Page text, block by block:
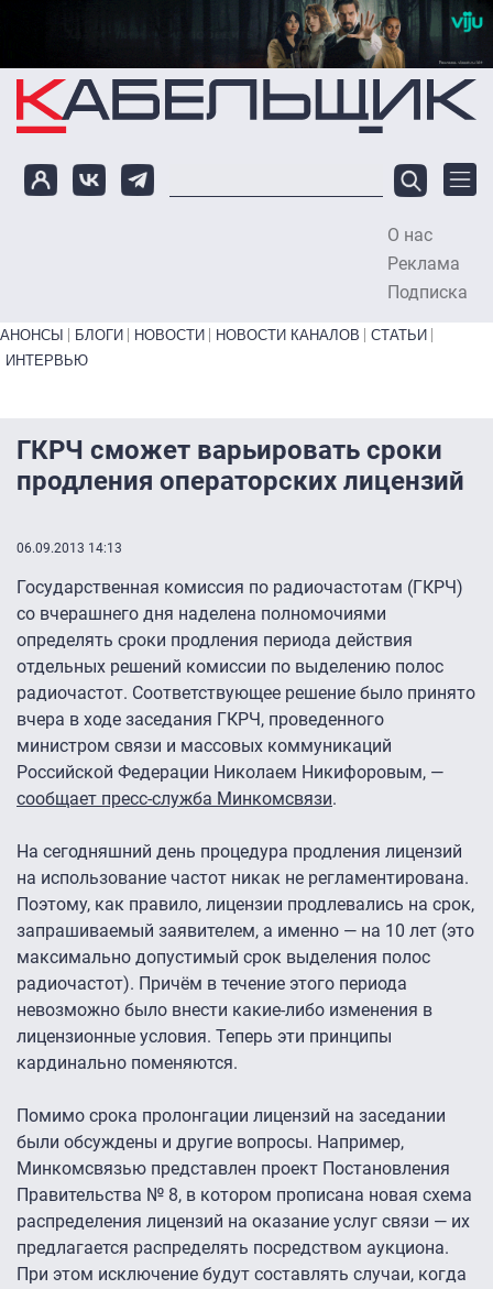
Перейти к основному содержанию
О нас
Реклама
Подписка
Primary links bottom
АНОНСЫ БЛОГИ НОВОСТИ НОВОСТИ КАНАЛОВ
СТАТЬИ
ИНТЕРВЬЮ
ГКРЧ сможет варьировать сроки
продления операторских лицензий
06.09.2013 14:13
Государственная комиссия по радиочастотам (ГКРЧ)
со вчерашнего дня наделена полномочиями
определять сроки продления периода действия
отдельных решений комиссии по выделению полос
радиочастот. Соответствующее решение было принято
вчера в ходе заседания ГКРЧ, проведенного
министром связи и массовых коммуникаций
Российской Федерации Николаем Никифоровым, —
сообщает пресс-служба Минкомсвязи.
На сегодняшний день процедура продления лицензий
на использование частот никак не регламентирована.
Поэтому, как правило, лицензии продлевались на срок,
запрашиваемый заявителем, а именно — на 10 лет (это
максимально допустимый срок выделения полос
радиочастот). Причём в течение этого периода
невозможно было внести какие-либо изменения в
лицензионные условия. Теперь эти принципы
кардинально поменяются.
Помимо срока пролонгации лицензий на заседании
были обсуждены и другие вопросы. Например,
Минкомсвязью представлен проект Постановления
Правительства № 8, в котором прописана новая схема
распределения лицензий на оказание услуг связи — их
предлагается распределять посредством аукциона.
При этом исключение будут составлять случаи, когда